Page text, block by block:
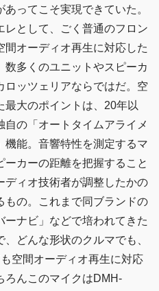
ってこそ実現できていた。
レとして、ごく普通のフロン
間オーディオ再生に対応した
多くのユニットやスピーカ
ロッツェリアならではだ。空
最大のポイントは、20年以
自の「オートタイムアライメ
機能。音響特性を測定するマ
カーの距離を把握すること
ディオ技術者が調整したかの
もの。これまで同ブランドの
ナビ」などで培われてきた
どんな形状のクルマでも、
空間オーディオ再生に対応
ろんこのマイクはDMH-